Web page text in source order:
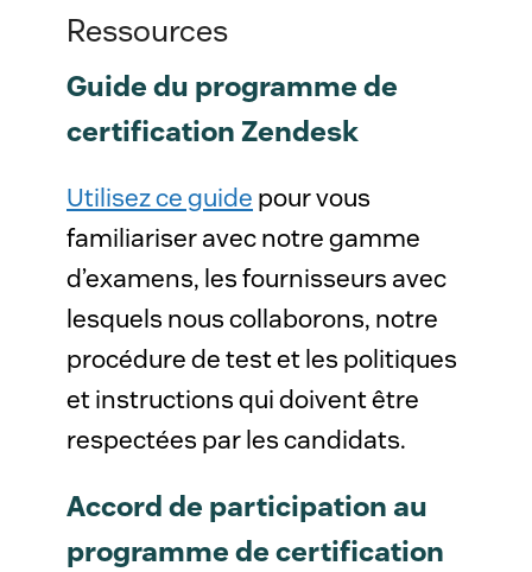
Ressources
Guide du programme de
certification Zendesk
Utilisez ce guide pour vous
familiariser avec notre gamme
d’examens, les fournisseurs avec
lesquels nous collaborons, notre
procédure de test et les politiques
et instructions qui doivent être
respectées par les candidats.
Accord de participation au
programme de certification